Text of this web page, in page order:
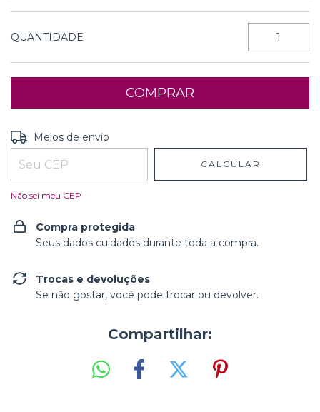
QUANTIDADE
Entregas para o CEP:
Meios de envio
CALCULAR
Não sei meu CEP
Compra protegida
Seus dados cuidados durante toda a compra.
Trocas e devoluções
Se não gostar, você pode trocar ou devolver.
Compartilhar: